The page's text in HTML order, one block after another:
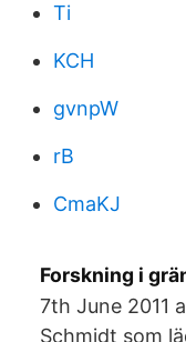
Ti
KCH
gvnpW
rB
CmaKJ
Forskning i
7th June 2011
Schmidt som